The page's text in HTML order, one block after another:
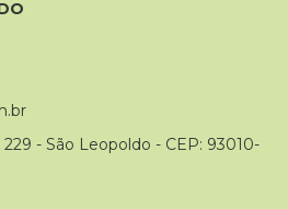
- São Leopoldo - CEP: 93010-